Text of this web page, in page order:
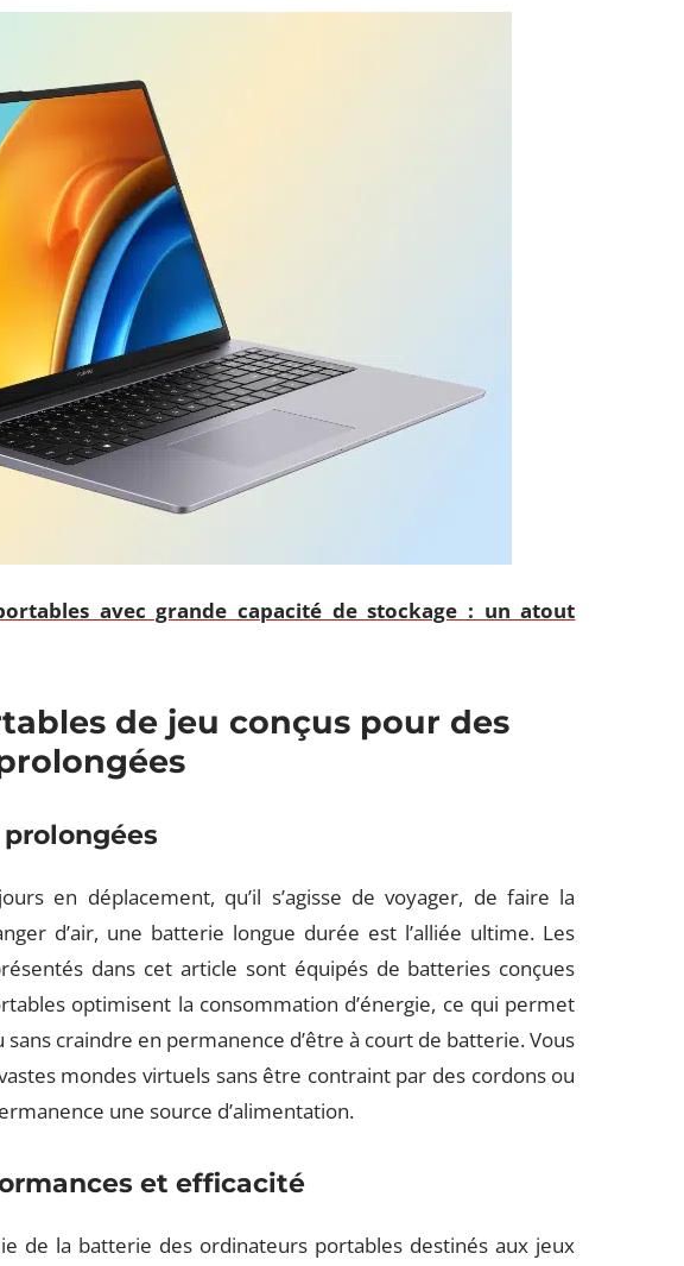
avec grande capacité de stockage : un atout
de jeu conçus pour des
prolongées
en déplacement, qu’il s’agisse de voyager, de faire la
d’air, une batterie longue durée est l’alliée ultime. Les
dans cet article sont équipés de batteries conçues
optimisent la consommation d’énergie, ce qui permet
craindre en permanence d’être à court de batterie. Vous
mondes virtuels sans être contraint par des cordons ou
une source d’alimentation.
et efficacité
de la batterie des ordinateurs portables destinés aux jeux